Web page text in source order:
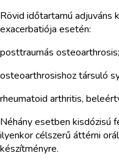
Rövid időtartamú adjuváns
exacerbatiója esetén:
posttraumás osteoarthrosis;
osteoarthrosishoz társuló
rheumatoid arthritis,
Néhány esetben kisdózisú
ilyenkor célszerű áttérni
készítményre.